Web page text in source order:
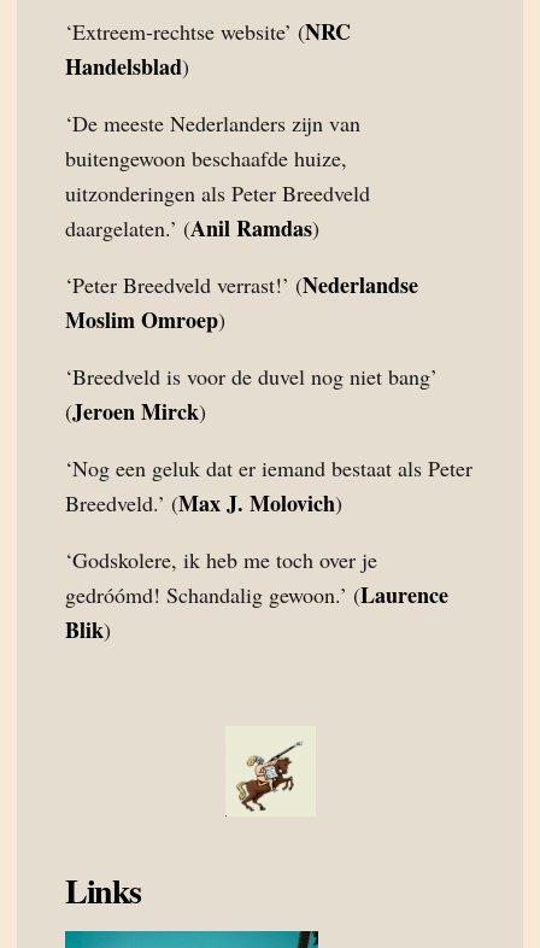
‘Extreem-rechtse website’ (NRC
Handelsblad)
‘De meeste Nederlanders zijn van
buitengewoon beschaafde huize,
uitzonderingen als Peter Breedveld
daargelaten.’ (Anil Ramdas)
‘Peter Breedveld verrast!’ (Nederlandse
Moslim Omroep)
‘Breedveld is voor de duvel nog niet bang’
(Jeroen Mirck)
‘Nog een geluk dat er iemand bestaat als Peter
Breedveld.’ (Max J. Molovich)
‘Godskolere, ik heb me toch over je
gedróómd! Schandalig gewoon.’ (Laurence
Blik)
Links